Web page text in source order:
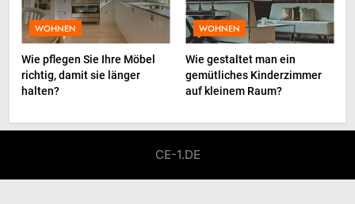
Der Haargummi Guide 2026:
Trends, Materialien und die
Zukunft deines Lieblings-
Accessoires
6
Anlass perfekt treffen
LIFESTYLE
WOHNEN
Wie pflegen Sie Ihre Möbel
richtig, damit sie länger
halten?
WOHNEN
Wie gestaltet man ein
gemütliches Kinderzimmer
auf kleinem Raum?
CE-1.DE